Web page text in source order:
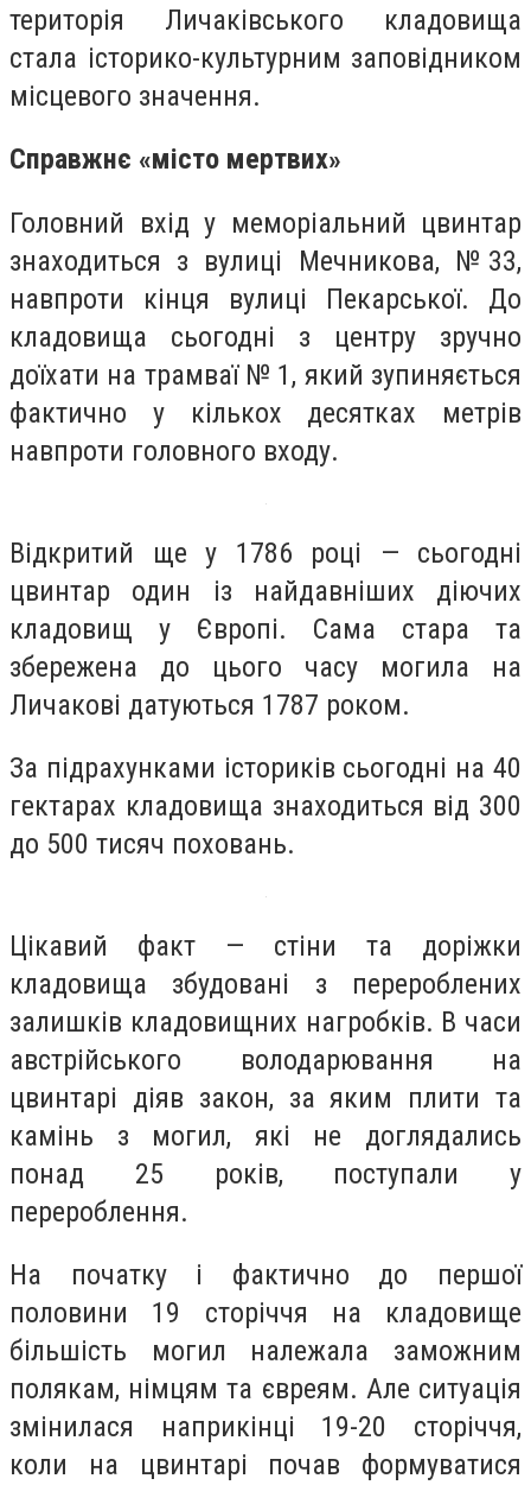
територія Личаківського кладовища
стала історико-культурним заповідником
місцевого значення.
Справжнє «місто мертвих»
Головний вхід у меморіальний цвинтар
знаходиться з вулиці Мечникова, №33,
навпроти кінця вулиці Пекарської. До
кладовища сьогодні з центру зручно
доїхати на трамваї № 1, який зупиняється
фактично у кількох десятках метрів
навпроти головного входу.
Відкритий ще у 1786 році — сьогодні
цвинтар один із найдавніших діючих
кладовищ у Європі. Сама стара та
збережена до цього часу могила на
Личакові датуються 1787 роком.
За підрахунками істориків сьогодні на 40
гектарах кладовища знаходиться від 300
до 500 тисяч поховань.
Цікавий факт — стіни та доріжки
кладовища збудовані з перероблених
залишків кладовищних нагробків. В часи
австрійського володарювання на
цвинтарі діяв закон, за яким плити та
камінь з могил, які не доглядались
понад 25 років, поступали у
перероблення.
На початку і фактично до першої
половини 19 сторіччя на кладовище
більшість могил належала заможним
полякам, німцям та євреям. Але ситуація
змінилася наприкінці 19-20 сторіччя,
коли на цвинтарі почав формуватися